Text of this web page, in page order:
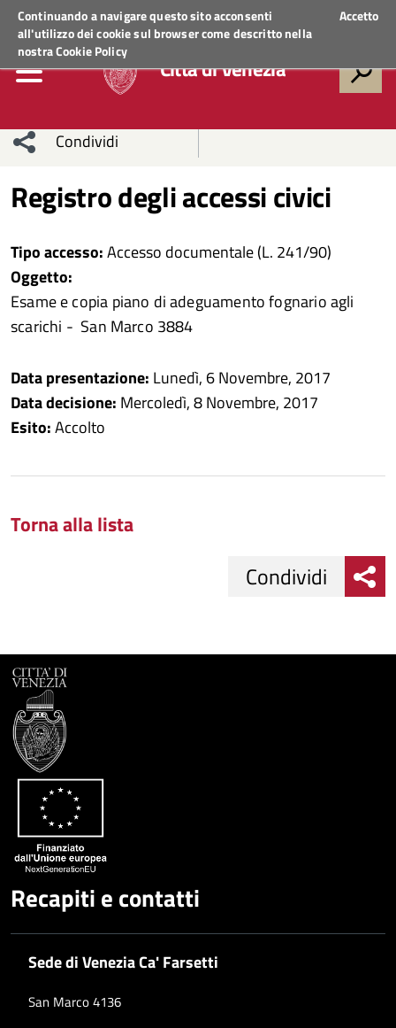
Continuando a navigare questo sito acconsenti
all'utilizzo dei cookie sul browser come descritto nella
nostraCookie Policy
Accetto
Regione VenetoACCEDI AI SERVIZI
Città di Venezia
Condividi
network
Condividi
Condividi
Facebook
su
Twitter
Condividi
su
Condividi
Whatsapp
Registro degli accessi civici
Tipo accesso:Accesso documentale (L. 241/90)
Oggetto:
Esame e copia piano di adeguamento fognario agli
scarichi - San Marco 3884
Data presentazione: Lunedì, 6 Novembre, 2017
Data decisione: Mercoledì, 8 Novembre, 2017
Esito:Accolto
Torna alla lista
su
Condividi
Condividi
Recapiti e contatti
Sede di Venezia Ca' Farsetti
San Marco 4136